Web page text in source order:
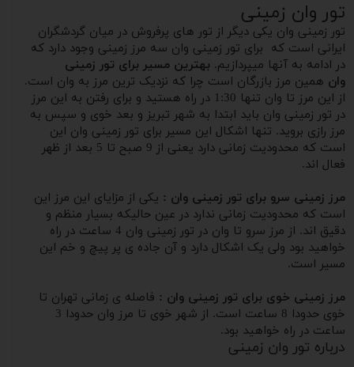
تور وان زمینی
تور زمینی وان یکی دیگر از تور های پرفروش در میان گردشگران
ایرانی است که برای تور زمینی وان سه مرز زمینی وجود دارد که
در ادامه به آنها میپردازیم. بهترین مسیر برای تور زمینی
وان همین مرز بازرگان است چرا که نزدیک ترین مرز به وان است.
از این مرز تا وان تنها 1:30 در راه هستید و برای رفتن به این مرز
در تور زمینی وان باید ابتدا به شهر تبریز و بعد خوی و سپس به
مرز رازی بروید. تنها اشکال این مسیر برای تور زمینی وان این
است که محدودیت زمانی دارد یعنی از 9 صبح تا 5 بعد از ظهر
فعال اند.
مرز زمینی سرو برای تور زمینی وان : یکی از مزایای این مرز این
است که محدودیت زمانی ندارد در عین حالیکه بسیار منظم و
دقیق اند. از مرز سرو تا وان در تور زمینی وان 4 ساعت در راه
خواهید بود ولی یک اشکال دارد و آن جاده ی پر پیچ و خم این
مسیر است.
مرز زمینی خوی برای تور زمینی وان : فاصله ی زمانی تهران تا
خوی حدودا 8 ساعت است. از شهر خوی تا مرز وان حدودا 3
ساعت در راه خواهید بود.
درباره تور وان زمینی